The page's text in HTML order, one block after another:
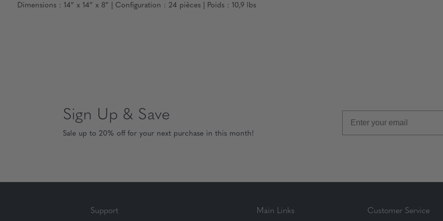
Dimensions : 14” x 14” x 8” | Configuration : 24 pièces | Poids : 10,9 lbs
Sign Up & Save
Sale up to 20% off for your next purchase in this month!
Support Main Links Customer Service